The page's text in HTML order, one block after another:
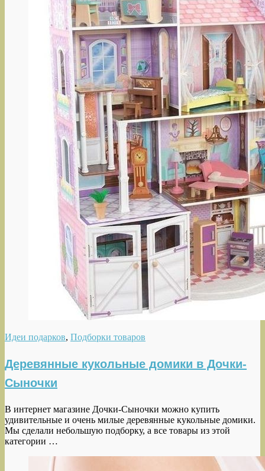
Идеи подарков, Подборки товаров
Деревянные кукольные домики в Дочки-
Сыночки
В интернет магазине Дочки-Сыночки можно купить
удивительные и очень милые деревянные кукольные домики.
Мы сделали небольшую подборку, а все товары из этой
категории …